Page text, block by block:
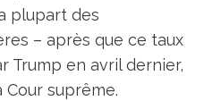
plupart des
– après que ce taux
Trump en avril dernier,
suprême.